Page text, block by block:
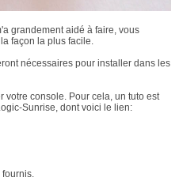
grandement aidé à faire, vous
façon la plus facile.
nécessaires pour installer dans les
votre console. Pour cela, un tuto est
Sunrise, dontvoici le lien:
fournis.